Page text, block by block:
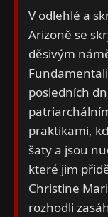
V odlehlé a
Arizoně se
děsivým
posledních
praktikami,
šaty a jsou
které jim
Christine
rozhodli